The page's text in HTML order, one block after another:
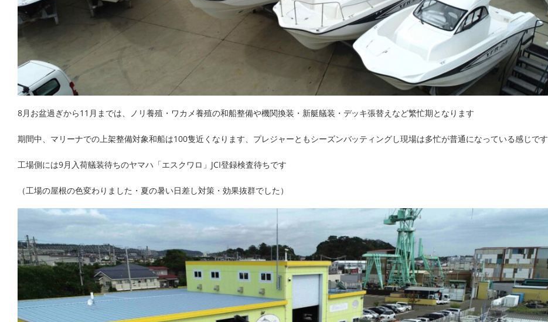
8月お盆過ぎから11月までは、ノリ養殖・ワカメ養殖の和船整備や機関換装・新艇艤装・デッキ張替えなど繁忙期となります
期間中、マリーナでの上架整備対象和船は100隻近くなります、プレジャーともシーズンバッティングし現場は多忙が普通になっている感じです
工場側には9月入荷艤装待ちのヤマハ「エスクワロ」JCI登録検査待ちです
（工場の屋根の色変わりました・夏の暑い日差し対策・効果抜群でした）